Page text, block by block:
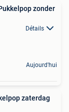
zonder
Détails
Aujourd'hui
zaterdag